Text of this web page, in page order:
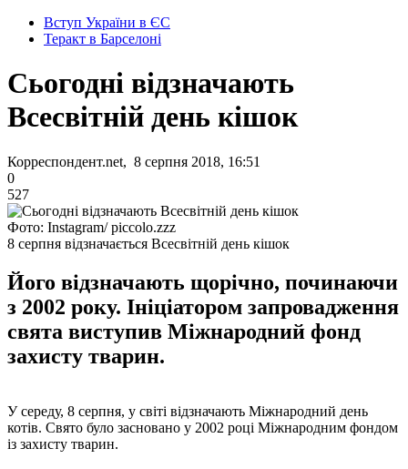
Вступ України в ЄС
Теракт в Барселоні
Сьогодні відзначають
Всесвітній день кішок
Корреспондент.net, 8 серпня 2018, 16:51
0
527
Фото: Instagram/ piccolo.zzz
8 серпня відзначається Всесвітній день кішок
Його відзначають щорічно, починаючи
з 2002 року. Ініціатором запровадження
свята виступив Міжнародний фонд
захисту тварин.
У середу, 8 серпня, у світі відзначають Міжнародний день
котів. Свято було засновано у 2002 році Міжнародним фондом
із захисту тварин.